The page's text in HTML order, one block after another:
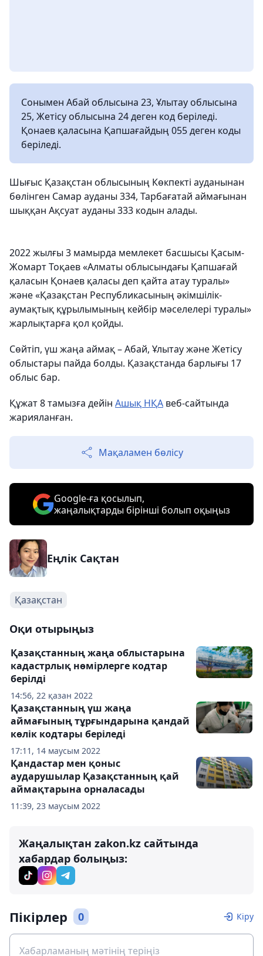
Сонымен Абай облысына 23, Ұлытау облысына
25, Жетісу облысына 24 деген код беріледі.
Қонаев қаласына Қапшағайдың 055 деген коды
беріледі.
Шығыс Қазақстан облысының Көкпекті ауданынан
бөлінген Самар ауданы 334, Тарбағатай аймағынан
шыққан Ақсуат ауданы 333 кодын алады.
2022 жылғы 3 мамырда мемлекет басшысы Қасым-
Жомарт Тоқаев «Алматы облысындағы Қапшағай
қаласын Қонаев қаласы деп қайта атау туралы»
және «Қазақстан Республикасының әкімшілік-
аумақтық құрылымының кейбір мәселелері туралы»
жарлықтарға қол қойды.
Сөйтіп, үш жаңа аймақ – Абай, Ұлытау және Жетісу
облыстары пайда болды. Қазақстанда барлығы 17
облыс бар.
Құжат 8 тамызға дейін Ашық НҚА веб-сайтында
жарияланған.
Мақаламен бөлісу
Google-ға қосылып,
жаңалықтарды бірінші болып оқыңыз
Еңлік Сақтан
Қазақстан
Оқи отырыңыз
14:56, 22 қазан 2022
Қазақстанның жаңа облыстарына
кадастрлық нөмірлерге кодтар
берілді
17:11, 14 маусым 2022
Қазақстанның үш жаңа
аймағының тұрғындарына қандай
көлік кодтары беріледі
11:39, 23 маусым 2022
Қандастар мен қоныс
аударушылар Қазақстанның қай
аймақтарына орналасады
Жаңалықтан zakon.kz сайтында
хабардар болыңыз:
Пікірлер 0 Кіру